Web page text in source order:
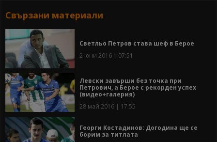
Свързани материали
Светльо Петров става шеф в Берое
2 юни 2016 | 07:51
Левски завърши без точка при
Петрович, а Берое с рекорден успех
(видео+галерия)
28 май 2016 | 17:55
Георги Костадинов: Догодина ще се
борим за титлата